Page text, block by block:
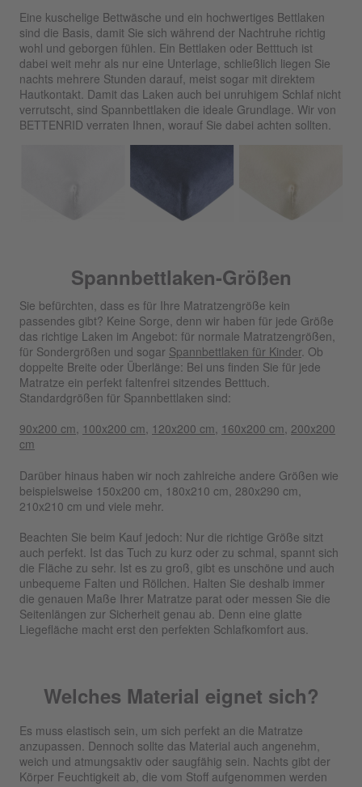
Eine kuschelige Bettwäsche und ein hochwertiges Bettlaken
sind die Basis, damit Sie sich während der Nachtruhe richtig
wohl und geborgen fühlen. Ein Bettlaken oder Betttuch ist
dabei weit mehr als nur eine Unterlage, schließlich liegen Sie
nachts mehrere Stunden darauf, meist sogar mit direktem
Hautkontakt. Damit das Laken auch bei unruhigem Schlaf nicht
verrutscht, sind Spannbettlaken die ideale Grundlage. Wir von
BETTENRID verraten Ihnen, worauf Sie dabei achten sollten.
Spannbettlaken-Größen
Sie befürchten, dass es für Ihre Matratzengröße kein
passendes gibt? Keine Sorge, denn wir haben für jede Größe
das richtige Laken im Angebot: für normale Matratzengrößen,
für Sondergrößen und sogar Spannbettlaken für Kinder. Ob
doppelte Breite oder Überlänge: Bei uns finden Sie für jede
Matratze ein perfekt faltenfrei sitzendes Betttuch.
Standardgrößen für Spannbettlaken sind:
90x200 cm, 100x200 cm, 120x200 cm, 160x200 cm, 200x200
cm
Darüber hinaus haben wir noch zahlreiche andere Größen wie
beispielsweise 150x200 cm, 180x210 cm, 280x290 cm,
210x210 cm und viele mehr.
Beachten Sie beim Kauf jedoch: Nur die richtige Größe sitzt
auch perfekt. Ist das Tuch zu kurz oder zu schmal, spannt sich
die Fläche zu sehr. Ist es zu groß, gibt es unschöne und auch
unbequeme Falten und Röllchen. Halten Sie deshalb immer
die genauen Maße Ihrer Matratze parat oder messen Sie die
Seitenlängen zur Sicherheit genau ab. Denn eine glatte
Liegefläche macht erst den perfekten Schlafkomfort aus.
Welches Material eignet sich?
Es muss elastisch sein, um sich perfekt an die Matratze
anzupassen. Dennoch sollte das Material auch angenehm,
weich und atmungsaktiv oder saugfähig sein. Nachts gibt der
Körper Feuchtigkeit ab, die vom Stoff aufgenommen werden